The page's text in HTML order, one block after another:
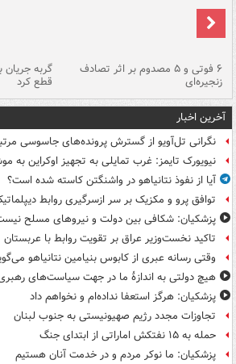
۶ فوتی و ۵ مصدوم بر اثر تصادف
زنجیره‌ای
گربه جریان
قطع کرد
آخرین اخبار
نگرانی تل‌آویو از گسترش پرونده‌های جاسوسی
نیویورک تایمز: غرب تمایلی به تجهیز اوکراین به
آیا از نفوذ نتانیاهو در واشنگتن کاسته شده است؟
توافق پرو و مکزیک بر سر ازسرگیری روابط
پزشکیان: شکافی بین دولت و نیروهای مسلح
تاکید نخست‌وزیر عراق بر تقویت روابط با عربستان
وقتی رسانه عبری از کابوس بنیامین نتانیاهو
هیچ دولتی به اندازۀ ما در جهت سیاست‌های
پزشکیان: هرگز استعفا نداده‌ام و نخواهم داد
تجاوزات مجدد رژیم صهیونیستی به جنوب لبنان
حمله به ۱۵ نفتکش‌ اماراتی از ابتدای جنگ
پزشکیان: ما نوکر مردم و در خدمت آنان هستیم